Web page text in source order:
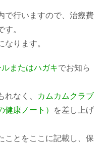
で行いますので、治療費
。
ります。
ルまたはハガキでお知ら
れなく、
カムカムクラブ
康ノート）
を差し上げ
ことをここに記載し、保